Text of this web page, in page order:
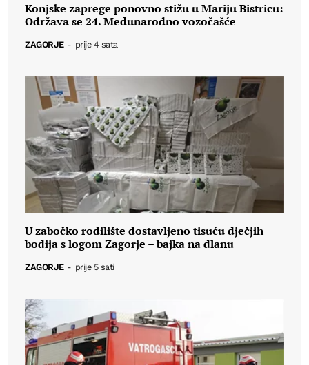
Konjske zaprege ponovno stižu u Mariju Bistricu:
Održava se 24. Međunarodno vozočašće
ZAGORJE - prije 4 sata
U zabočko rodilište dostavljeno tisuću dječjih
bodija s logom Zagorje – bajka na dlanu
ZAGORJE - prije 5 sati